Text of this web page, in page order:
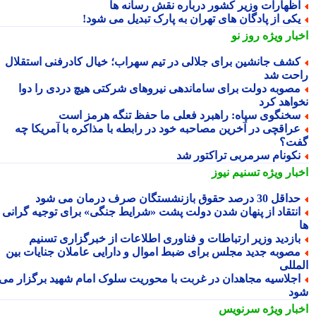
وزیر کشور درباره نقش رسانه ها
از پادگان های تهران به پارک تبدیل می شود!
ویژهروز نو
جانشین برای جلالی در تیم سهراب؛ خیال کادرفنی استقلال
شد
دولت برای ساماندهی نیروهای شرکتی هیچ دردی را دوا
کرد
سپاه: راهبرد فعلی ما حفظ تنگه هرمز است
در آخرین مصاحبه خود در رابطه با مذاکره با آمریکا چه
سرمربی تراکتور شد
ویژهتسنیم نیوز
30 درصد حقوق بازنشستگان صرف درمان می شود
از پنهان شدن دولت پشت «شرایط جنگی» برای توجیه گرانی
وزیر ارتباطات و فناوری اطلاعات از خبرگزاری تسنیم
جدید مجلس برای ضبط اموال و دارایی عاملان جنایات بین
مجاهدان در غربت با محوریت سلوک امام شهید برگزار می
ویژهسرنویس